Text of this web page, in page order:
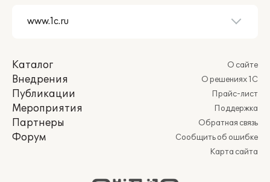
Каталог
Внедрения
Публикации
Мероприятия
Партнеры
Форум
О сайте
О решениях 1С
Прайс-лист
Поддержка
Обратная связь
Сообщить об ошибке
Карта сайта